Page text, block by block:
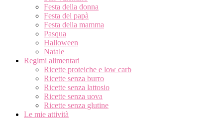
Festa della donna
Festa del papà
Festa della mamma
Pasqua
Halloween
Natale
Regimi alimentari
Ricette proteiche e low carb
Ricette senza burro
Ricette senza lattosio
Ricette senza uova
Ricette senza glutine
Le mie attività